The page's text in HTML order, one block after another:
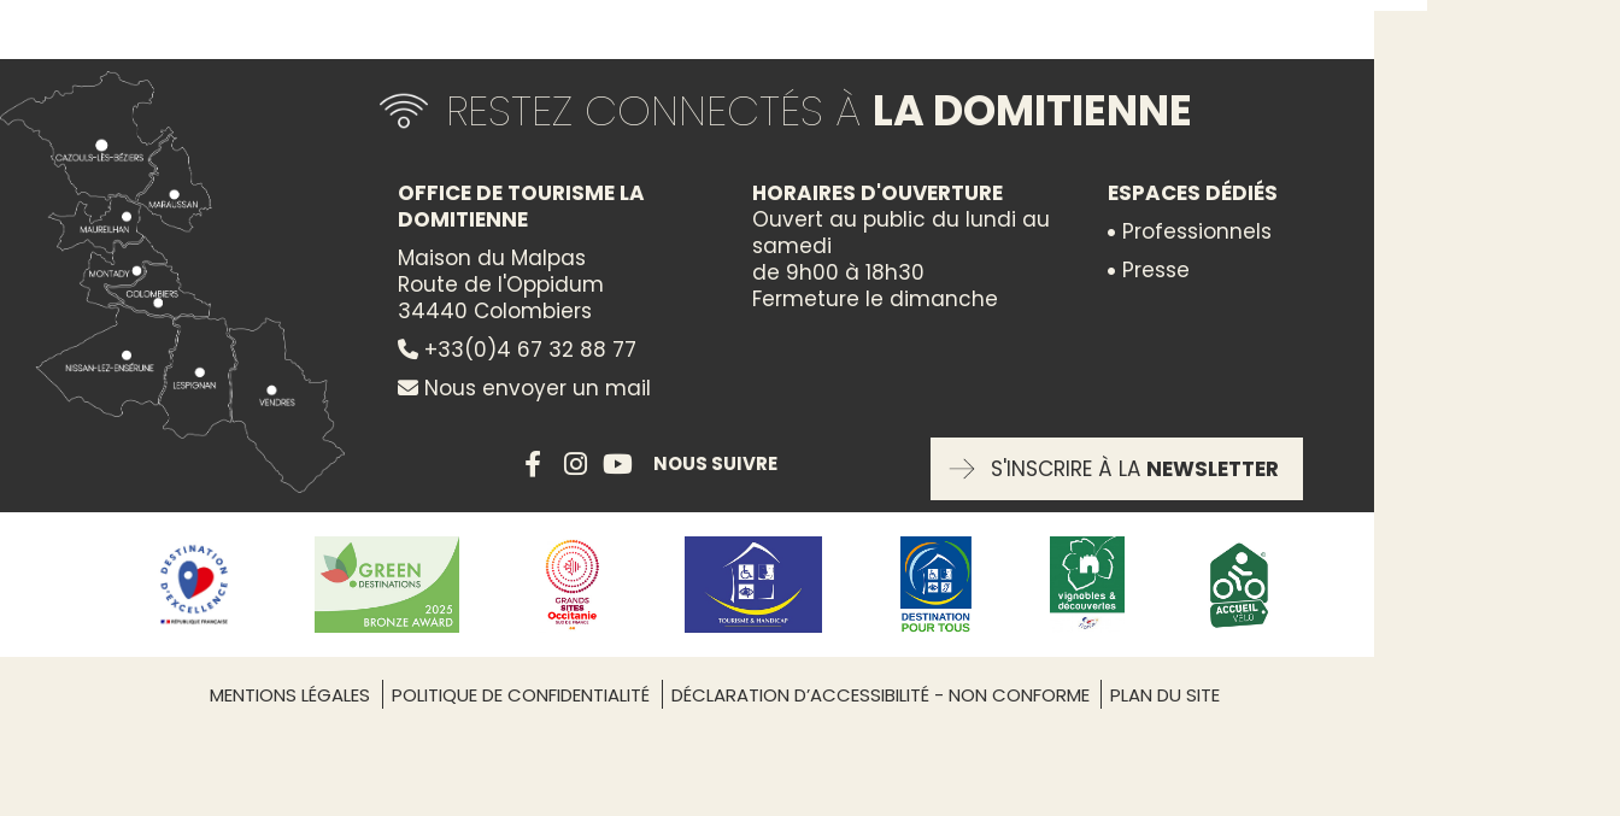
Itinéraire vers
PAQUETTE MARAUSSAN GROUPES
TYPES
Animation locale
Bal
Gastronomie
Musique
CATÉGORIES
Culturelle
Nature et détente
ENTRÉE LIBRE
RESTEZ CONNECTÉS À LA DOMITIENNE
OFFICE DE TOURISME LA
DOMITIENNE
Maison du Malpas
Route de l'Oppidum
34440 Colombiers
+33(0)4 67 32 88 77
Nous envoyer un mail
HORAIRES D'OUVERTURE
Ouvert au public du lundi au
samedi
de 9h00 à 18h30
Fermeture le dimanche
ESPACES DÉDIÉS
Professionnels
Presse
NOUS SUIVRE S'INSCRIRE À LA NEWSLETTER
MENTIONS LÉGALES POLITIQUE DE CONFIDENTIALITÉ DÉCLARATION D’ACCESSIBILITÉ - NON CONFORME PLAN DU SITE